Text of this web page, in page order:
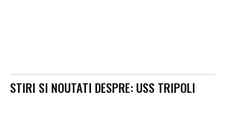
STIRI SI NOUTATI DESPRE:USS TRIPOLI